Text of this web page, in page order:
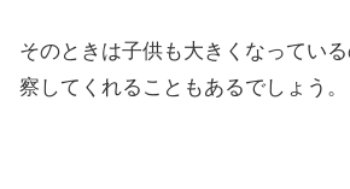
そのときは子供も大きくなってい
察してくれることもあるでしょう。